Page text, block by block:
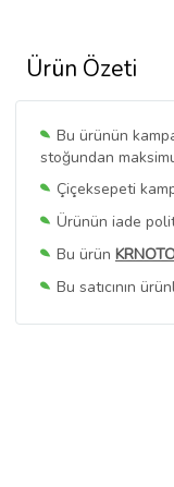
Ürün Özeti
Bu ürünün
stoğundan
Çiçeksepeti
Ürünün iade
Bu ürün
Bu satıcının
Bu Satıcının